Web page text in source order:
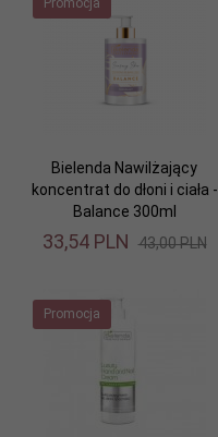
Promocja
Bielenda Nawilżający
koncentrat do dłoni i ciała -
Balance 300ml
33,54 PLN 43,00 PLN
Promocja